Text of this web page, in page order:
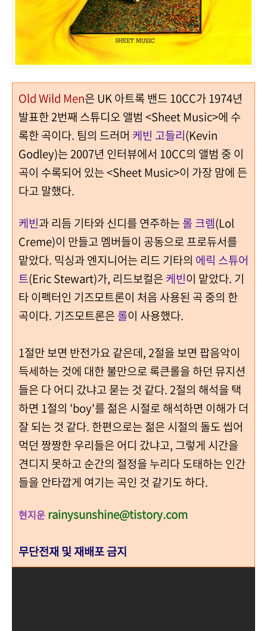
Old Wild Men은 UK 아트록 밴드 10CC가 1974년
발표한 2번째 스튜디오 앨범 <Sheet Music>에 수
록한 곡이다. 팀의 드러머 케빈 고들리(Kevin
Godley)는2007년 인터뷰에서 10CC의 앨범 중 이
곡이 수록되어 있는 <Sheet Music>이 가장 맘에 든
다고 말했다.
케빈과 리듬 기타와 신디를 연주하는 롤 크렘(Lol
Creme)이 만들고 멤버들이 공동으로 프로듀서를
맡았다. 믹싱과 엔지니어는 리드 기타의 에릭 스튜어
트(Eric Stewart)가, 리드보컬은 케빈이 맡았다. 기
타 이펙터인 기즈모트론이 처음 사용된 곡 중의 한
곡이다. 기즈모트론은 롤이 사용했다.
1절만 보면 반전가요 같은데, 2절을 보면 팝음악이
득세하는 것에 대한 불만으로 록큰롤을 하던 뮤지션
들은 다 어디 갔냐고 묻는 것 같다. 2절의 해석을 택
하면 1절의 'boy'를 젊은 시절로 해석하면 이해가 더
잘 되는 것 같다. 한편으로는 젊은 시절의 돌도 씹어
먹던 짱짱한 우리들은 어디 갔냐고, 그렇게 시간을
견디지 못하고 순간의 절정을 누리다 도태하는 인간
들을 안타깝게 여기는 곡인 것 같기도 하다.
현지운 rainysunshine@tistory.com
무단전재 및 재배포 금지